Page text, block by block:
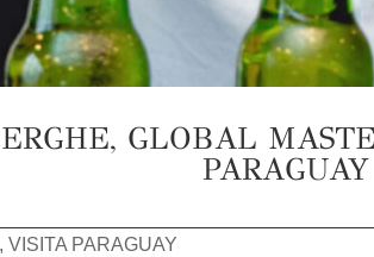
GLOBAL
PARAGUAY
PARAGUAY